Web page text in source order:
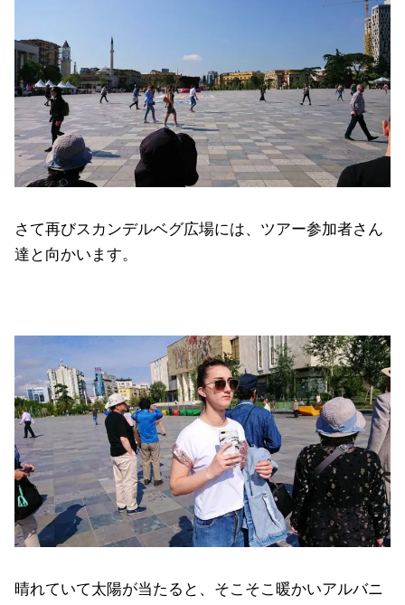
さて再びスカンデルベグ広場には、ツアー参加者さん
達と向かいます。
晴れていて太陽が当たると、そこそこ暖かいアルバニ